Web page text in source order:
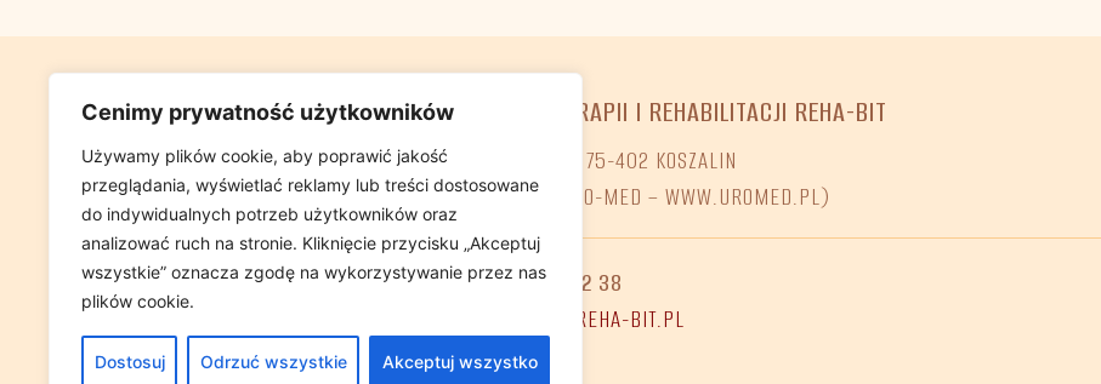
Cenimy prywatność użytkowników
Używamy plików cookie, aby poprawić jakość
przeglądania, wyświetlać reklamy lub treści dostosowane
do indywidualnych potrzeb użytkowników oraz
analizować ruch na stronie. Kliknięcie przycisku „Akceptuj
wszystkie” oznacza zgodę na wykorzystywanie przez nas
plików cookie.
Dostosuj Odrzuć wszystkie Akceptuj wszystko
GABINET FIZJOTERAPII I REHABILITACJI REHA-BIT
UL GLOWACKIEGO 7, 75-402 KOSZALIN
(W PRZYCHODNI URO-MED – WWW.UROMED.PL)
Tel. +48 698 68 02 38
GABINET@REHA-BIT.PL